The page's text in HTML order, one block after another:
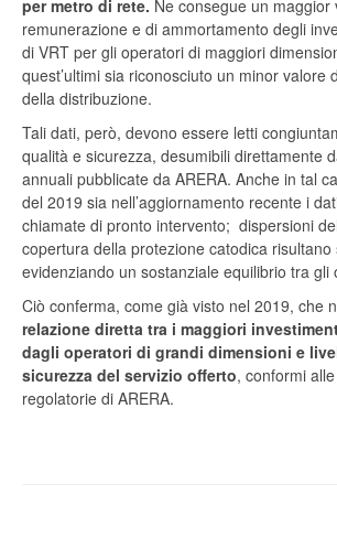
per metro di rete. Ne consegue un
remunerazione e di ammortamento degli
di VRT per gli operatori di maggiori
quest’ultimi sia riconosciuto un minor valore
della distribuzione.
Tali dati, però, devono essere letti
qualità e sicurezza, desumibili direttamente
annuali pubblicate da ARERA. Anche in tal
del 2019 sia nell’aggiornamento recente i
chiamate di pronto intervento; dispersioni
copertura della protezione catodica risultano
evidenziando un sostanziale equilibrio tra gli
Ciò conferma, come già visto nel 2019, che
relazione diretta tra i maggiori
dagli operatori di grandi dimensioni e
sicurezza del servizio offerto, conformi
regolatorie di ARERA.